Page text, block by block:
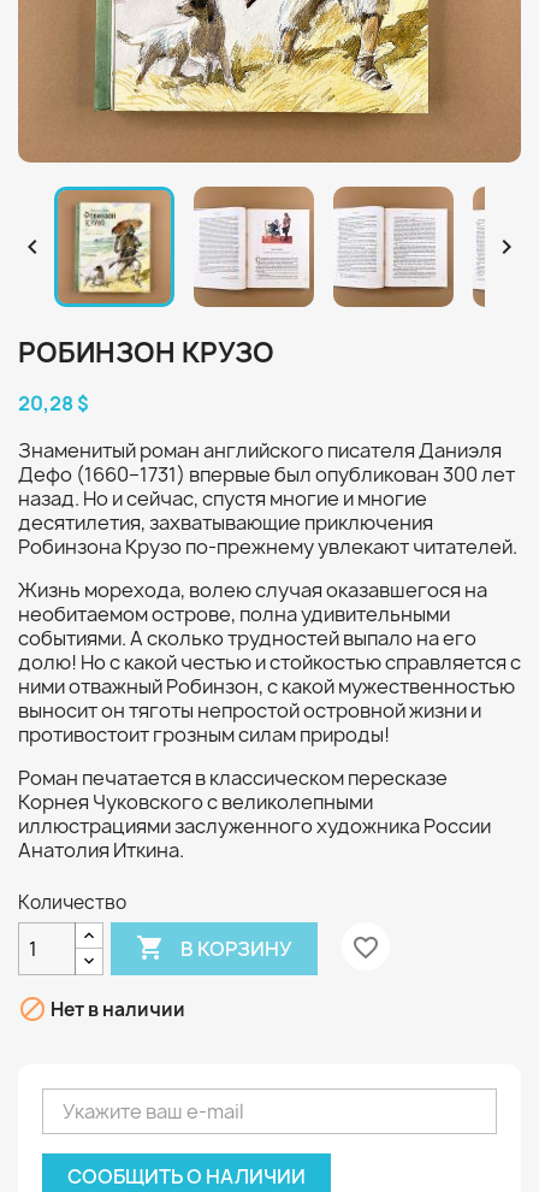
 
РОБИНЗОН КРУЗО
20,28 $
Знаменитый роман английского писателя Даниэля
Дефо (1660–1731) впервые был опубликован 300 лет
назад. Но и сейчас, спустя многие и многие
десятилетия, захватывающие приключения
Робинзона Крузо по-прежнему увлекают читателей.
Жизнь морехода, волею случая оказавшегося на
необитаемом острове, полна удивительными
событиями. А сколько трудностей выпало на его
долю! Но с какой честью и стойкостью справляется с
ними отважный Робинзон, с какой мужественностью
выносит он тяготы непростой островной жизни и
противостоит грозным силам природы!
Роман печатается в классическом пересказе
Корнея Чуковского с великолепными
иллюстрациями заслуженного художника России
Анатолия Иткина.
Количество
 В КОРЗИНУ favorite_border
 Нет в наличии
СООБЩИТЬ О НАЛИЧИИ